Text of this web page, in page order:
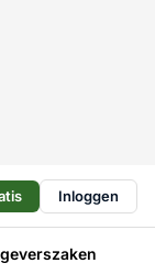
Inloggen